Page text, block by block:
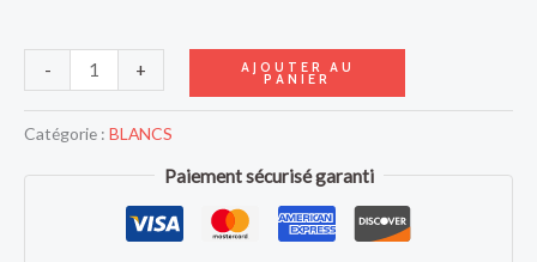
- + AJOUTER AU
PANIER
Catégorie : BLANCS
Paiement sécurisé garanti